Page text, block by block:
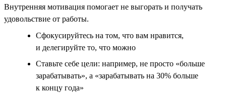
Внутренняя мотивация помогает не выгорать и получать
удовольствие от работы.
Сфокусируйтесь на том, что вам нравится,
и делегируйте то, что можно
Ставьте себе цели: например, не просто «больше
зарабатывать», а «зарабатывать на 30% больше
к концу года»